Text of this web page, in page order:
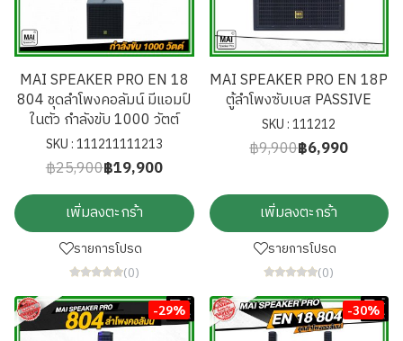
MAI SPEAKER PRO EN 18
804 ชุดลำโพงคอลัมน์ มีแอมป์
ในตัว กำลังขับ 1000 วัตต์
SKU : 111211111213
฿25,900฿19,900
เพิ่มลงตะกร้า
รายการโปรด
(0)
MAI SPEAKER PRO EN 18P
ตู้ลำโพงซับเบส PASSIVE
SKU : 111212
฿9,900฿6,990
เพิ่มลงตะกร้า
รายการโปรด
(0)
-29% -30%